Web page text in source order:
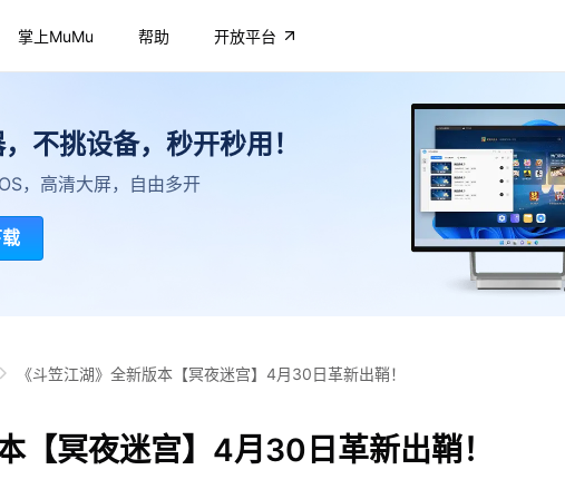
掌上MuMu 帮助 开放平台
不挑设备，秒开秒用！
，高清大屏，自由多开
《斗笠江湖》全新版本【冥夜迷宫】4月30日革新出鞘！
【冥夜迷宫】4月30日革新出鞘！